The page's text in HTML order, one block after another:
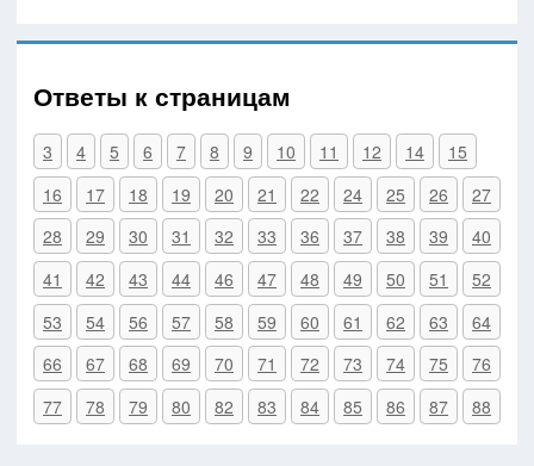
Ответы к страницам
3 4 5 6 7 8 9 10 11 12 14
15
16
17 18 19 20 21 22 24 25 26
27
28
29 30 31 32 33 36 37 38 39
40
41
42 43 44 46 47 48 49 50 51
52
53
54 56 57 58 59 60 61 62 63
64
66
67 68 69 70 71 72 73 74 75
76
77
78 79 80 82 83 84 85 86 87 88